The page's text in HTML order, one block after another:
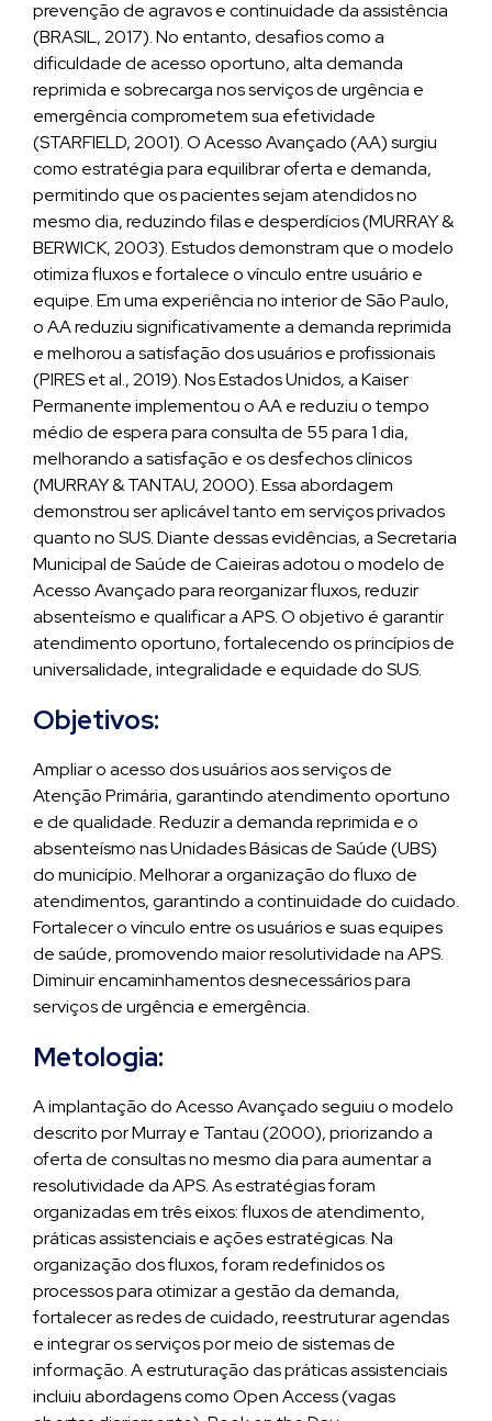
prevenção de agravos e continuidade da assistência
(BRASIL, 2017). No entanto, desafios como a
dificuldade de acesso oportuno, alta demanda
reprimida e sobrecarga nos serviços de urgência e
emergência comprometem sua efetividade
(STARFIELD, 2001). O Acesso Avançado (AA) surgiu
como estratégia para equilibrar oferta e demanda,
permitindo que os pacientes sejam atendidos no
mesmo dia, reduzindo filas e desperdícios (MURRAY &
BERWICK, 2003). Estudos demonstram que o modelo
otimiza fluxos e fortalece o vínculo entre usuário e
equipe. Em uma experiência no interior de São Paulo,
o AA reduziu significativamente a demanda reprimida
e melhorou a satisfação dos usuários e profissionais
(PIRES et al., 2019). Nos Estados Unidos, a Kaiser
Permanente implementou o AA e reduziu o tempo
médio de espera para consulta de 55 para 1 dia,
melhorando a satisfação e os desfechos clínicos
(MURRAY & TANTAU, 2000). Essa abordagem
demonstrou ser aplicável tanto em serviços privados
quanto no SUS. Diante dessas evidências, a Secretaria
Municipal de Saúde de Caieiras adotou o modelo de
Acesso Avançado para reorganizar fluxos, reduzir
absenteísmo e qualificar a APS. O objetivo é garantir
atendimento oportuno, fortalecendo os princípios de
universalidade, integralidade e equidade do SUS.
Objetivos:
Ampliar o acesso dos usuários aos serviços de
Atenção Primária, garantindo atendimento oportuno
e de qualidade. Reduzir a demanda reprimida e o
absenteísmo nas Unidades Básicas de Saúde (UBS)
do município. Melhorar a organização do fluxo de
atendimentos, garantindo a continuidade do cuidado.
Fortalecer o vínculo entre os usuários e suas equipes
de saúde, promovendo maior resolutividade na APS.
Diminuir encaminhamentos desnecessários para
serviços de urgência e emergência.
Metologia:
A implantação do Acesso Avançado seguiu o modelo
descrito por Murray e Tantau (2000), priorizando a
oferta de consultas no mesmo dia para aumentar a
resolutividade da APS. As estratégias foram
organizadas em três eixos: fluxos de atendimento,
práticas assistenciais e ações estratégicas. Na
organização dos fluxos, foram redefinidos os
processos para otimizar a gestão da demanda,
fortalecer as redes de cuidado, reestruturar agendas
e integrar os serviços por meio de sistemas de
informação. A estruturação das práticas assistenciais
incluiu abordagens como Open Access (vagas